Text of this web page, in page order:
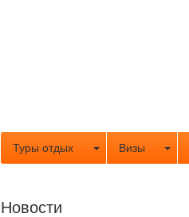
Туры отдых Визы
Новости